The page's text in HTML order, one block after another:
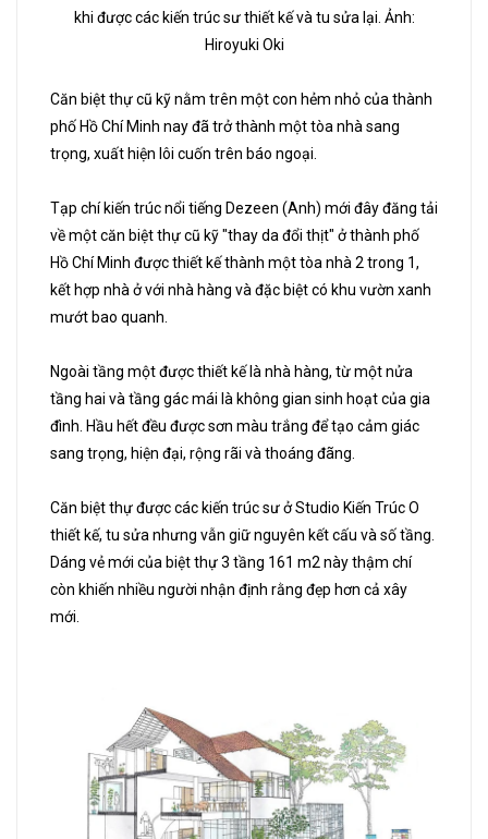
khi được các kiến trúc sư thiết kế và tu sửa lại. Ảnh:
Hiroyuki Oki
Căn biệt thự cũ kỹ nằm trên một con hẻm nhỏ của thành
phố Hồ Chí Minh nay đã trở thành một tòa nhà sang
trọng, xuất hiện lôi cuốn trên báo ngoại.
Tạp chí kiến trúc nổi tiếng Dezeen (Anh) mới đây đăng tải
về một căn biệt thự cũ kỹ "thay da đổi thịt" ở thành phố
Hồ Chí Minh được thiết kế thành một tòa nhà 2 trong 1,
kết hợp nhà ở với nhà hàng và đặc biệt có khu vườn xanh
mướt bao quanh.
Ngoài tầng một được thiết kế là nhà hàng, từ một nửa
tầng hai và tầng gác mái là không gian sinh hoạt của gia
đình. Hầu hết đều được sơn màu trắng để tạo cảm giác
sang trọng, hiện đại, rộng rãi và thoáng đãng.
Căn biệt thự được các kiến trúc sư ở Studio Kiến Trúc O
thiết kế, tu sửa nhưng vẫn giữ nguyên kết cấu và số tầng.
Dáng vẻ mới của biệt thự 3 tầng 161 m2 này thậm chí
còn khiến nhiều người nhận định rằng đẹp hơn cả xây
mới.